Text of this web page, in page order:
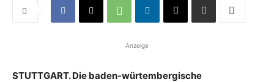
Anzeige
STUTTGART. Die baden-würtembergische